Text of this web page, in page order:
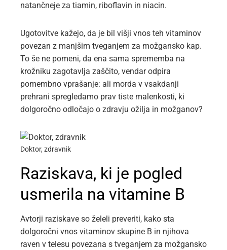
natančneje za tiamin, riboflavin in niacin.
Ugotovitve kažejo, da je bil višji vnos teh vitaminov
povezan z manjšim tveganjem za možgansko kap.
To še ne pomeni, da ena sama sprememba na
krožniku zagotavlja zaščito, vendar odpira
pomembno vprašanje: ali morda v vsakdanji
prehrani spregledamo prav tiste malenkosti, ki
dolgoročno odločajo o zdravju ožilja in možganov?
Doktor, zdravnik
Raziskava, ki je pogled
usmerila na vitamine B
Avtorji raziskave so želeli preveriti, kako sta
dolgoročni vnos vitaminov skupine B in njihova
raven v telesu povezana s tveganjem za možgansko